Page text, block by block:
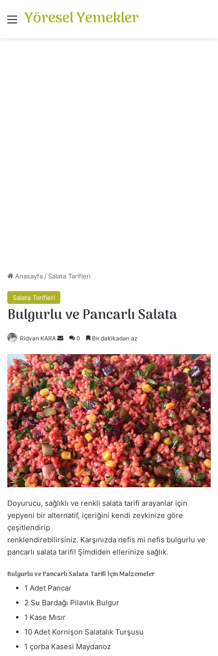
Menü
Yöresel Yemekler
Anasayfa / Salata Tarifleri
Salata Tarifleri
Bulgurlu ve Pancarlı Salata
Ridvan KARA
r
e
-
p
o
s
t
a
g
ö
n
e
r
e
k
0 Bir dakikadan az
Doyurucu, sağlıklı ve renkli salata tarifi arayanlar için
yepyeni bir alternatif, içeriğini kendi zevkinize göre
çeşitlendirip
renklendirebilirsiniz. Karşınızda nefis mi nefis bulgurlu ve
pancarlı salata tarifi! Şimdiden ellerinize sağlık.
Bulgurlu ve Pancarlı Salata Tarifi İçin Malzemeler
1 Adet Pancar
2 Su Bardağı Pilavlık Bulgur
1 Kase Mısır
10 Adet Kornişon Salatalık Turşusu
1 çorba Kasesi Maydanoz